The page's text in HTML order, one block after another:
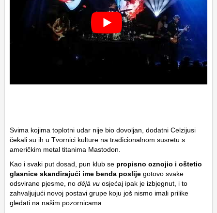
Svima kojima toplotni udar nije bio dovoljan, dodatni Celzijusi
čekali su ih u Tvornici kulture na tradicionalnom susretu s
američkim metal titanima Mastodon.
Kao i svaki put dosad, pun klub se propisno oznojio i oštetio
glasnice skandirajući ime benda poslije gotovo svake
odsvirane pjesme, no déjà vu osjećaj ipak je izbjegnut, i to
zahvaljujući novoj postavi grupe koju još nismo imali prilike
gledati na našim pozornicama.